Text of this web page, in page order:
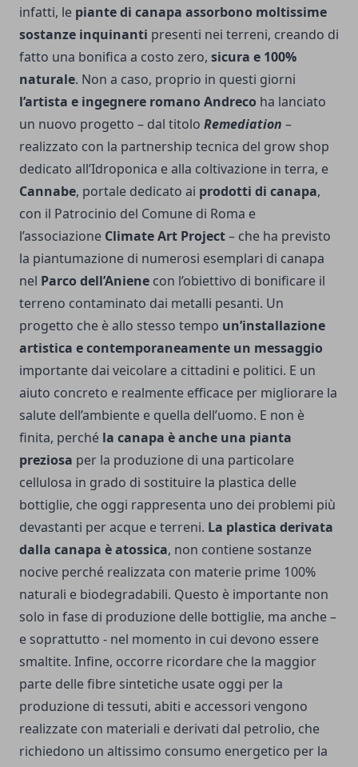
infatti, le piante di canapa assorbono moltissime
sostanze inquinanti presenti nei terreni, creando di
fatto una bonifica a costo zero, sicura e 100%
naturale. Non a caso, proprio in questi giorni
l’artista e ingegnere romano Andreco ha lanciato
un nuovo progetto – dal titolo Remediation –
realizzato con la partnership tecnica del grow shop
dedicato all’Idroponica e alla coltivazione in terra, e
Cannabe, portale dedicato ai prodotti di canapa,
con il Patrocinio del Comune di Roma e
l’associazione Climate Art Project– che ha previsto
la piantumazione di numerosi esemplari di canapa
nel Parco dell’Aniene con l’obiettivo di bonificare il
terreno contaminato dai metalli pesanti. Un
progetto che è allo stesso tempo un’installazione
artistica e contemporaneamente un messaggio
importante dai veicolare a cittadini e politici. E un
aiuto concreto e realmente efficace per migliorare la
salute dell’ambiente e quella dell’uomo. E non è
finita, perché la canapa è anche una pianta
preziosa per la produzione di una particolare
cellulosa in grado di sostituire la plastica delle
bottiglie, che oggi rappresenta uno dei problemi più
devastanti per acque e terreni. La plastica derivata
dalla canapa è atossica, non contiene sostanze
nocive perché realizzata con materie prime 100%
naturali e biodegradabili. Questo è importante non
solo in fase di produzione delle bottiglie, ma anche –
e soprattutto - nel momento in cui devono essere
smaltite. Infine, occorre ricordare che la maggior
parte delle fibre sintetiche usate oggi per la
produzione di tessuti, abiti e accessori vengono
realizzate con materiali e derivati dal petrolio, che
richiedono un altissimo consumo energetico per la